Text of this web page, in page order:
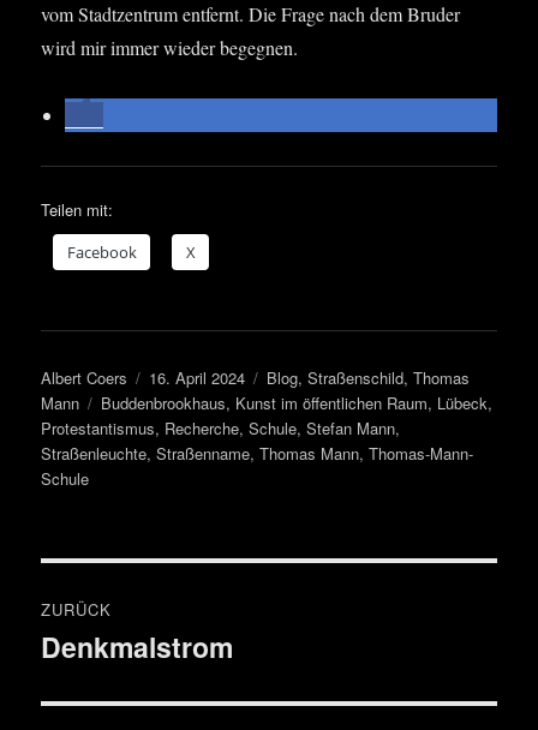
vom Stadt­zen­trum ent­fernt. Die Fra­ge nach dem Bru­der
wird mir immer wie­der begegnen.
Teilen mit:
Face­book X
Autor
Albert Coers
Veröffentlicht
am
16. April 2024 Kategorien
Blog,Straßenschild,Thomas
Mann
Schlagwörter
Buddenbrookhaus, Kunst im öffentlichen Raum, Lübeck,
Protestantismus, Recherche,Schule,Stefan Mann,
Straßenleuchte,Straßenname,Thomas Mann,Thomas-Mann-
Schule
ZURÜCK
Vorheriger
Denkmalstrom